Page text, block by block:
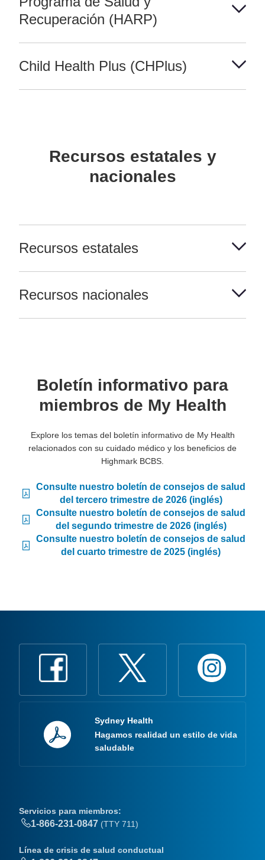
Recuperación (HARP)
Child Health Plus (CHPlus)
Recursos estatales y
nacionales
Recursos estatales
Recursos nacionales
Boletín informativo para
miembros de My Health
Explore los temas del boletín informativo de My Health
relacionados con su cuidado médico y los beneficios de
Highmark BCBS.
Consulte nuestro boletín de consejos de salud
del tercero trimestre de 2026 (inglés)
Consulte nuestro boletín de consejos de salud
del segundo trimestre de 2026 (inglés)
Consulte nuestro boletín de consejos de salud
del cuarto trimestre de 2025 (inglés)
Sydney Health
Hagamos realidad un estilo de vida
saludable
Servicios para miembros:
1-866-231-0847 (TTY 711)
Línea de crisis de salud conductual